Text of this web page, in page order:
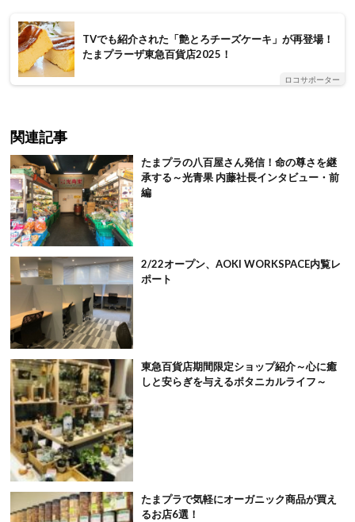
TVでも紹介された「艶とろチーズケーキ」が再登場！
たまプラーザ東急百貨店2025！
ロコサポーター
関連記事
たまプラの八百屋さん発信！命の尊さを継
承する～光青果 内藤社長インタビュー・前
編
2/22オープン、AOKI WORKSPACE内覧レ
ポート
東急百貨店期間限定ショップ紹介～心に癒
しと安らぎを与えるボタニカルライフ～
たまプラで気軽にオーガニック商品が買え
るお店6選！